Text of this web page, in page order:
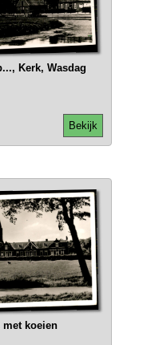
Kerk, Wasdag
Bekijk
koeien